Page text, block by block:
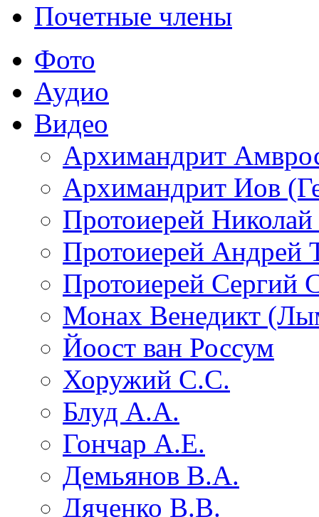
Почетные члены
Фото
Аудио
Видео
Архимандрит
Архимандрит Иов
Протоиерей
Протоиерей Андрей
Протоиерей Сергий
Монах Венедикт
Йоост ван Россум
Хоружий С.С.
Блуд А.А.
Гончар А.Е.
Демьянов В.А.
Дяченко В.В.